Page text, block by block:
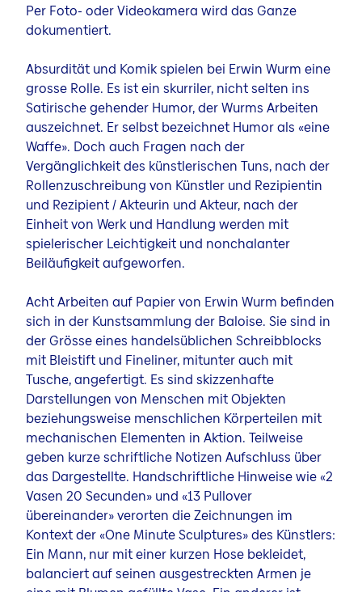
Per Foto- oder Videokamera wird das Ganze
dokumentiert.
Absurdität und Komik spielen bei Erwin Wurm eine
grosse Rolle. Es ist ein skurriler, nicht selten ins
Satirische gehender Humor, der Wurms Arbeiten
auszeichnet. Er selbst bezeichnet Humor als «eine
Waffe». Doch auch Fragen nach der
Vergänglichkeit des künstlerischen Tuns, nach der
Rollenzuschreibung von Künstler und Rezipientin
und Rezipient / Akteurin und Akteur, nach der
Einheit von Werk und Handlung werden mit
spielerischer Leichtigkeit und nonchalanter
Beiläufigkeit aufgeworfen.
Acht Arbeiten auf Papier von Erwin Wurm befinden
sich in der Kunstsammlung der Baloise. Sie sind in
der Grösse eines handelsüblichen Schreibblocks
mit Bleistift und Fineliner, mitunter auch mit
Tusche, angefertigt. Es sind skizzenhafte
Darstellungen von Menschen mit Objekten
beziehungsweise menschlichen Körperteilen mit
mechanischen Elementen in Aktion. Teilweise
geben kurze schriftliche Notizen Aufschluss über
das Dargestellte. Handschriftliche Hinweise wie «2
Vasen 20 Secunden» und «13 Pullover
übereinander» verorten die Zeichnungen im
Kontext der «One Minute Sculptures» des Künstlers:
Ein Mann, nur mit einer kurzen Hose bekleidet,
balanciert auf seinen ausgestreckten Armen je